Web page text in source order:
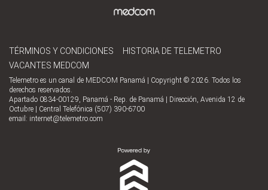
TÉRMINOS Y CONDICIONES
HISTORIA DE TELEMETRO
VACANTES MEDCOM
Telemetro es un canal de MEDCOM Panamá | Copyright © 2026. Todos los
derechos reservados.
Apartado 0834-00129, Panamá - Rep. de Panamá | Dirección, Avenida 12 de
Octubre | Central Telefónica (507) 390-6700
email: internet@telemetro.com